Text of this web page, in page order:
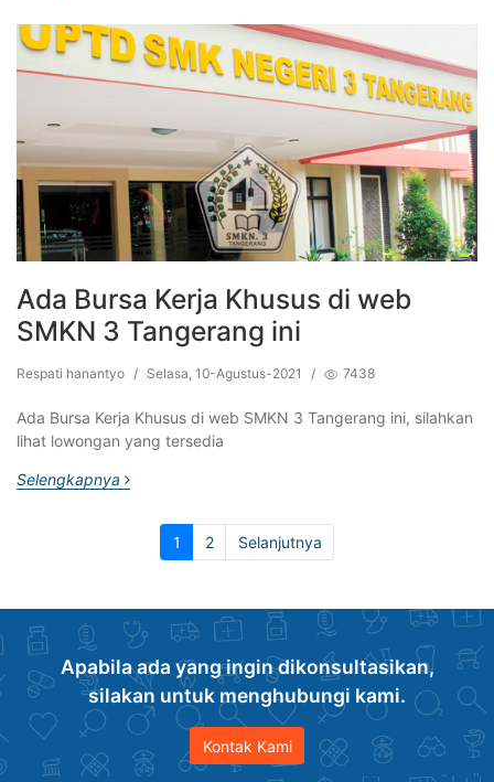
Ada Bursa Kerja Khusus di web
SMKN 3 Tangerang ini
Respati hanantyo / Selasa, 10-Agustus-2021 / 7438
Ada Bursa Kerja Khusus di web SMKN 3 Tangerang ini, silahkan
lihat lowongan yang tersedia
Selengkapnya
1 (current)
2 Selanjutnya
Apabila ada yang ingin dikonsultasikan,
silakan untuk menghubungi kami.
Kontak Kami